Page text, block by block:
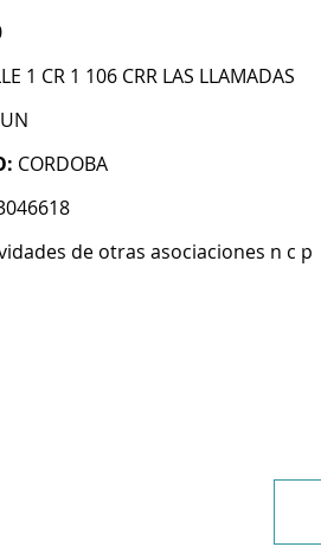
1 CR 1 106 CRR LAS LLAMADAS
CORDOBA
de otras asociaciones n c p